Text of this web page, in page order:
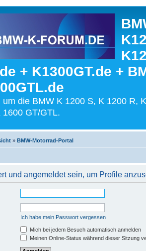
+ K1300GT.de +
die BMW K 1200 S, K 1200 R,
1600 GT/GTL.
» BMW-Motorrad-Portal
und angemeldet sein, um Profile
Ich habe mein Passwort vergessen
Mich bei jedem Besuch automatisch anmelden
Meinen Online-Status während dieser Sitzung